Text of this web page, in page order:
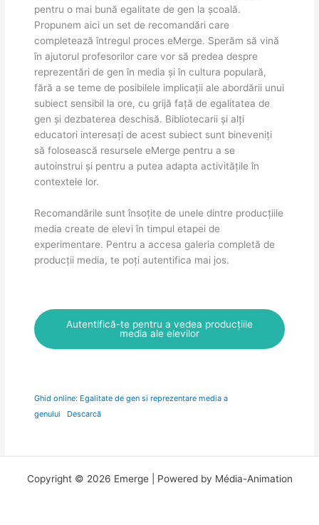
pentru o mai bună egalitate de gen la şcoală.
Propunem aici un set de recomandări care
completează întregul proces eMerge. Sperăm să vină
în ajutorul profesorilor care vor să predea despre
reprezentări de gen în media și în cultura populară,
fără a se teme de posibilele implicații ale abordării unui
subiect sensibil la ore, cu grijă față de egalitatea de
gen și dezbaterea deschisă. Bibliotecarii și alți
educatori interesați de acest subiect sunt bineveniți
să folosească resursele eMerge pentru a se
autoinstrui și pentru a putea adapta activitățile în
contextele lor.
Recomandările sunt însoțite de unele dintre producțiile
media create de elevi în timpul etapei de
experimentare. Pentru a accesa galeria completă de
producții media, te poți autentifica mai jos.
Autentifică-te pentru a vedea producțiile
media ale elevilor
Ghid online: Egalitate de gen si reprezentare media a
genului
Descarcă
Copyright © 2026 Emerge | Powered by Média-Animation